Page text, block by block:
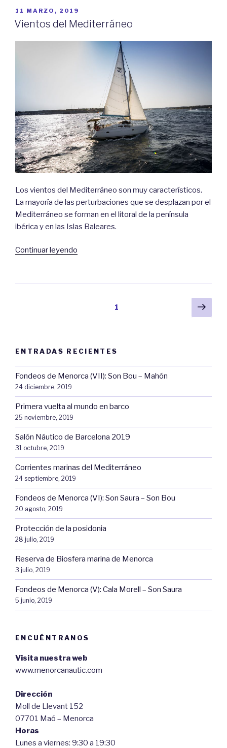
(IV):
Pregonda
PUBLICADO
EL
11 MARZO, 2019
Vientos del Mediterráneo
Los vientos del Mediterráneo son muy característicos.
La mayoría de las perturbaciones que se desplazan por el
Mediterráneo se forman en el litoral de la península
ibérica y en las Islas Baleares.
Continuar leyendo
1
ENTRADAS RECIENTES
Fondeos de Menorca (VII): Son Bou – Mahón
24 diciembre, 2019
Primera vuelta al mundo en barco
25 noviembre, 2019
Salón Náutico de Barcelona 2019
31 octubre, 2019
Corrientes marinas del Mediterráneo
24 septiembre, 2019
Fondeos de Menorca (VI): Son Saura – Son Bou
20 agosto, 2019
Protección de la posidonia
28 julio, 2019
Reserva de Biosfera marina de Menorca
3 julio, 2019
Fondeos de Menorca (V): Cala Morell – Son Saura
5 junio, 2019
ENCUÉNTRANOS
Visita nuestra web
www.menorcanautic.com
Dirección
Moll de Llevant 152
07701 Maó – Menorca
Horas
Lunes a viernes: 9:30 a 19:30